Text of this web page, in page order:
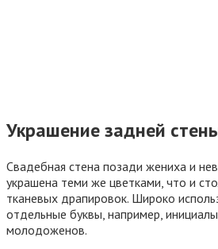
Украшение задней
Свадебная стена позади жениха и
украшена теми же цветками, что и
тканевых драпировок. Широко
отдельные буквы, например,
молодоженов.